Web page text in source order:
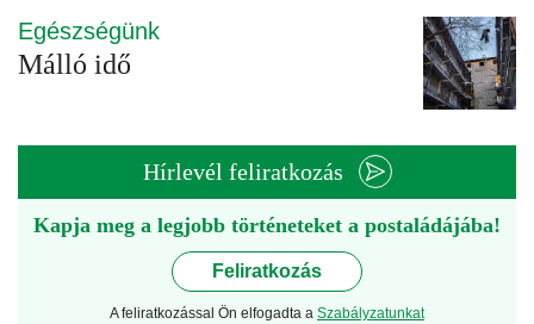
Egészségünk
Málló idő
Hírlevél feliratkozás
Kapja meg a legjobb történeteket a postaládájába!
Feliratkozás
A feliratkozással Ön elfogadta a Szabályzatunkat